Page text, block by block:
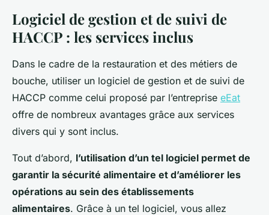
Logiciel de gestion et de suivi de
HACCP : les services inclus
Dans le cadre de la restauration et des métiers de
bouche, utiliser un logiciel de gestion et de suivi de
HACCP comme celui proposé par l’entreprise eEat
offre de nombreux avantages grâce aux services
divers qui y sont inclus.
Tout d’abord, l’utilisation d’un tel logiciel permet de
garantir la sécurité alimentaire et d’améliorer les
opérations au sein des établissements
alimentaires. Grâce à un tel logiciel, vous allez